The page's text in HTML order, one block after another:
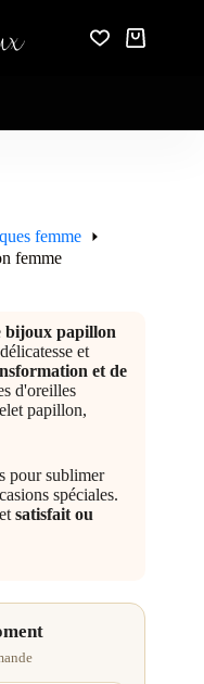
Panier
femme
femme
bijoux papillon
et
et de
d'oreilles
papillon,
pour sublimer
spéciales.
et satisfait ou